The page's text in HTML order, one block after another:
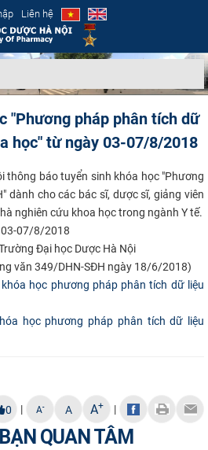
Liên hệ
"Phương pháp phân tích dữ
học" từ ngày 03-07/8/2018
thông báo tuyển sinh khóa học "Phương
dành cho các bác sĩ, dược sĩ, giảng viên
nghiên cứu khoa học trong ngành Y tế.
03-07/8/2018
Đại học Dược Hà Nội
văn 349/DHN-SĐH ngày 18/6/2018)
học phương pháp phân tích dữ liệu
0 | A- A A+ |
QUAN TÂM